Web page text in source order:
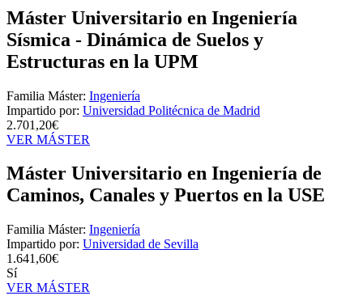
Máster Universitario en Ingeniería
Sísmica - Dinámica de Suelos y
Estructuras en la UPM
Familia Máster: Ingeniería
Impartido por: Universidad Politécnica de Madrid
2.701,20€
VER MÁSTER
Máster Universitario en Ingeniería de
Caminos, Canales y Puertos en la USE
Familia Máster: Ingeniería
Impartido por: Universidad de Sevilla
1.641,60€
Sí
VER MÁSTER